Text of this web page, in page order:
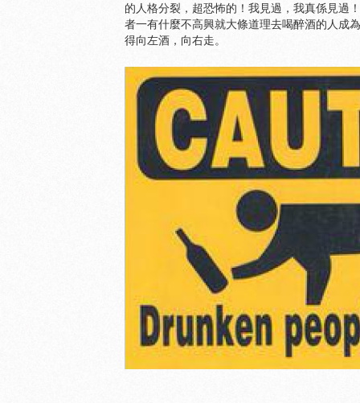
的人格分裂，超恐怖的！我見過，我真係見過
者一有什麼不高興就大條道理去喝醉酒的人成
得向左酒，向右走。